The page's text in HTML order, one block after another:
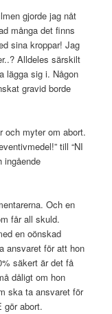
gjorde jag nåt
många det finns
sina kroppar! Jag
Alldeles särskilt
lägga sig i. Någon
gravid borde
och myter om abort.
till “NI
ingående
Och en
får all skuld.
en oönskad
ansvaret för att hon
säkert är det få
dåligt om hon
ska ta ansvaret för
gör abort.